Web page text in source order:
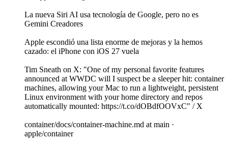
La nueva Siri AI usa tecnología de Google, pero no es
Gemini Creadores
Apple escondió una lista enorme de mejoras y la hemos
cazado: el iPhone con iOS 27 vuela
Tim Sneath on X: "One of my personal favorite features
announced at WWDC will I suspect be a sleeper hit: container
machines, allowing your Mac to run a lightweight, persistent
Linux environment with your home directory and repos
automatically mounted: https://t.co/dOBdfOOVxC" / X
container/docs/container-machine.md at main ·
apple/container